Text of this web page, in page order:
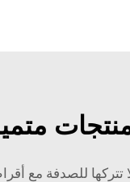
تتركها للصدفة مع